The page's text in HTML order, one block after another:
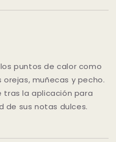
puntos de calor como
muñecas y pecho.
tras la aplicación para
de sus notas dulces.